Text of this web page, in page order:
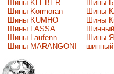
Шины KLEBER
Шины Kormoran
Шины KUMHO
Шины LASSA
Шины Laufenn
Шины MARANGONI
Шины
Шины
Шины
Шины
шинный